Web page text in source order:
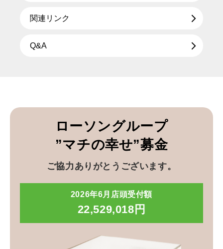
関連リンク
Q&A
ローソングループ
”マチの幸せ”募金
ご協力ありがとうございます。
2026年6月店頭受付額
22,529,018円